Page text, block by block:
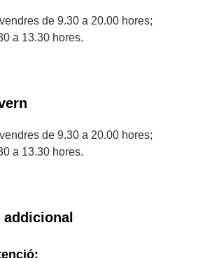
de 9.30 a 20.00 hores;
a 13.30 hores.
de 9.30 a 20.00 hores;
a 13.30 hores.